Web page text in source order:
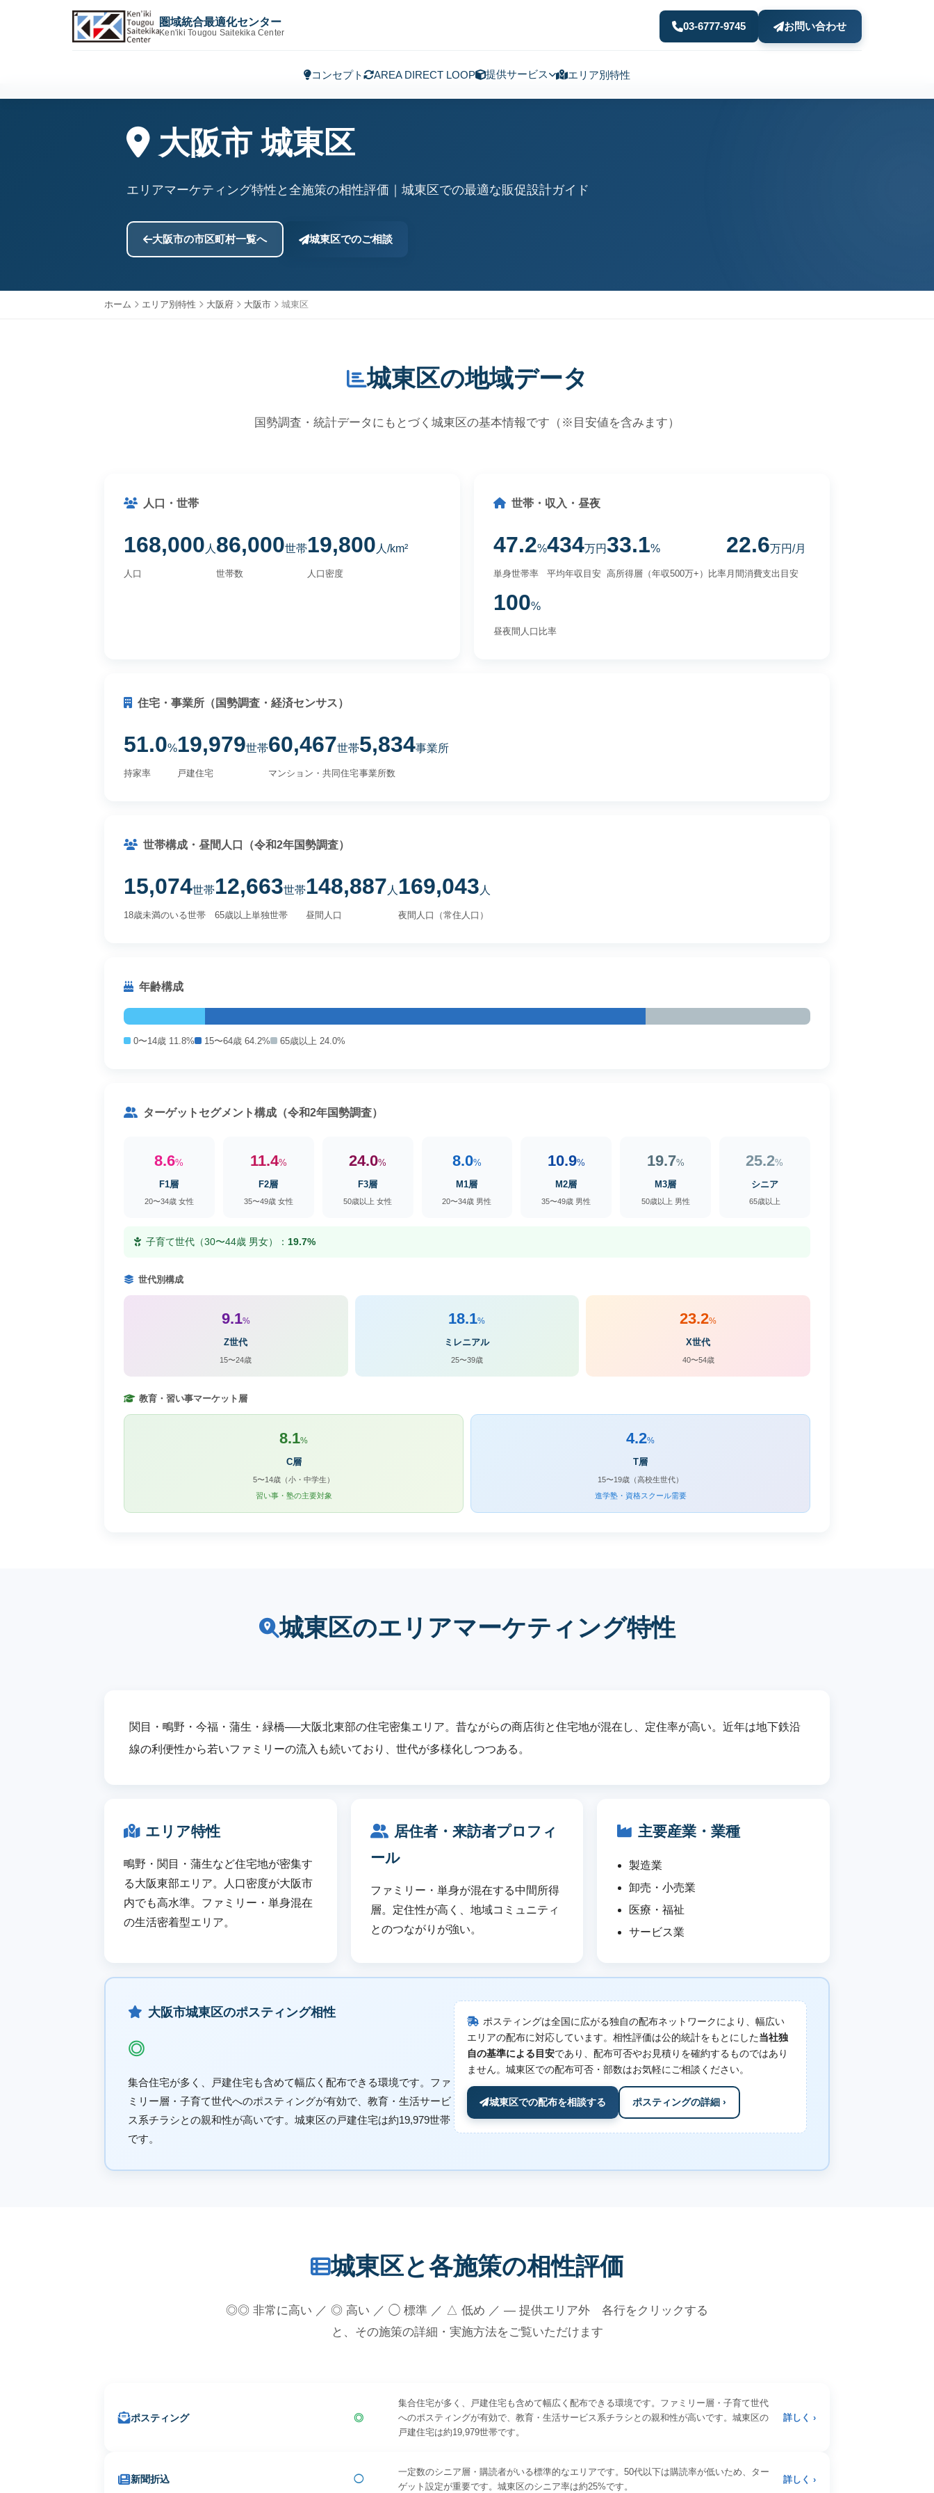
圏域統合最適化センター
Ken'iki Tougou Saitekika Center
03-6777-9745 お問い合わせ
コンセプト AREA DIRECT LOOP 提供サービス エリア別特性
大阪市 城東区
エリアマーケティング特性と全施策の相性評価｜城東区での最適な販促設計ガイド
大阪市の市区町村一覧へ 城東区でのご相談
ホーム エリア別特性 大阪府 大阪市 城東区
城東区の地域データ
国勢調査・統計データにもとづく城東区の基本情報です（※目安値を含みます）
人口・世帯
168,000 人
人口
86,000世帯
世帯数
19,800 人/km²
人口密度
世帯・収入・昼夜
47.2%
単身世帯率
434万円
平均年収目安
33.1%
高所得層（年収500万+）比率
22.6万円/月
月間消費支出目安
100%
昼夜間人口比率
住宅・事業所（国勢調査・経済センサス）
51.0%
持家率
19,979世帯
戸建住宅
60,467世帯
マンション・共同住宅
5,834事業所
事業所数
世帯構成・昼間人口（令和2年国勢調査）
15,074世帯
18歳未満のいる世帯
12,663世帯
65歳以上単独世帯
148,887 人
昼間人口
169,043 人
夜間人口（常住人口）
年齢構成
0〜14歳 11.8% 15〜64歳 64.2% 65歳以上 24.0%
ターゲットセグメント構成（令和2年国勢調査）
8.6%
F1層
20〜34歳 女性
11.4%
F2層
35〜49歳 女性
24.0%
F3層
50歳以上 女性
8.0%
M1層
20〜34歳 男性
10.9%
M2層
35〜49歳 男性
19.7%
M3層
50歳以上 男性
25.2%
シニア
65歳以上
子育て世代（30〜44歳 男女）： 19.7%
世代別構成
9.1%
Z世代
15〜24歳
18.1%
ミレニアル
25〜39歳
23.2%
X世代
40〜54歳
教育・習い事マーケット層
8.1%
C層
5〜14歳（小・中学生）
習い事・塾の主要対象
4.2%
T層
15〜19歳（高校生世代）
進学塾・資格スクール需要
城東区のエリアマーケティング特性
関目・鴫野・今福・蒲生・緑橋──大阪北東部の住宅密集エリア。昔ながらの商店街と住宅地が混在し、定住率が高い。近年は地下鉄沿
線の利便性から若いファミリーの流入も続いており、世代が多様化しつつある。
エリア特性
鴫野・関目・蒲生など住宅地が密集す
る大阪東部エリア。人口密度が大阪市
内でも高水準。ファミリー・単身混在
の生活密着型エリア。
居住者・来訪者プロフィ
ール
ファミリー・単身が混在する中間所得
層。定住性が高く、地域コミュニティ
とのつながりが強い。
主要産業・業種
製造業
卸売・小売業
医療・福祉
サービス業
大阪市城東区のポスティング相性
◎
集合住宅が多く、戸建住宅も含めて幅広く配布できる環境です。ファ
ミリー層・子育て世代へのポスティングが有効で、教育・生活サービ
ス系チラシとの親和性が高いです。城東区の戸建住宅は約19,979世帯
です。
ポスティングは全国に広がる独自の配布ネットワークにより、幅広い
エリアの配布に対応しています。相性評価は公的統計をもとにした当社独
自の基準による目安であり、配布可否やお見積りを確約するものではあり
ません。城東区での配布可否・部数はお気軽にご相談ください。
城東区での配布を相談する ポスティングの詳細 ›
城東区と各施策の相性評価
◎◎ 非常に高い ／ ◎ 高い ／ ◯ 標準 ／ △ 低め ／ — 提供エリア外 各行をクリックする
と、その施策の詳細・実施方法をご覧いただけます
ポスティング ◎
集合住宅が多く、戸建住宅も含めて幅広く配布できる環境です。ファミリー層・子育て世代
へのポスティングが有効で、教育・生活サービス系チラシとの親和性が高いです。城東区の
戸建住宅は約19,979世帯です。
詳しく ›
新聞折込 ◯
一定数のシニア層・購読者がいる標準的なエリアです。50代以下は購読率が低いため、ター
ゲット設定が重要です。城東区のシニア率は約25%です。
詳しく ›